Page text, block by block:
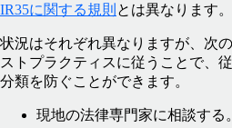
IR35に関する規則 とは異なります。
状況はそれぞれ異なりますが、次
ストプラクティスに従うことで、
分類を防ぐことができます。
現地の法律専門家に相談する。